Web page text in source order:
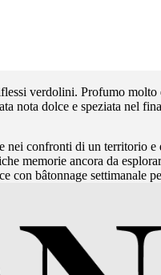
verdolini. Profumo
nota dolce e speziata nel
nei confronti di un
memorie ancora da
con bâtonnage settimanale